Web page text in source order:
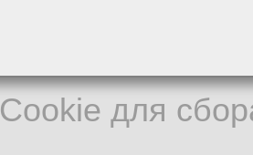
Cookie для